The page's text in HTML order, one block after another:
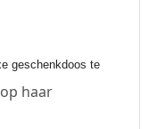
geschenkdoos te
haar